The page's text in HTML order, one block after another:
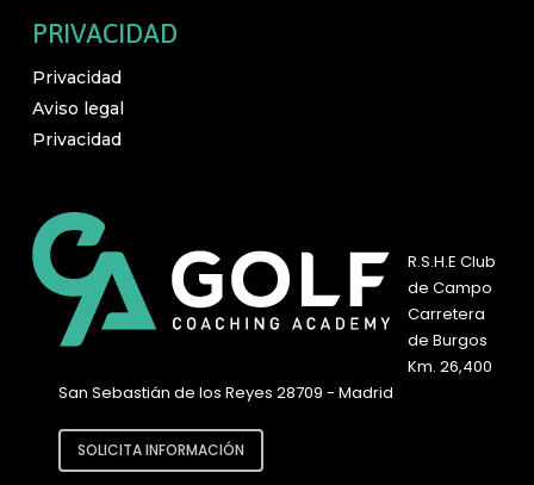
PRIVACIDAD
Privacidad
Aviso legal
Privacidad
R.S.H.E Club
de Campo
Carretera
de Burgos
Km. 26,400
San Sebastián de los Reyes 28709 - Madrid
SOLICITA INFORMACIÓN